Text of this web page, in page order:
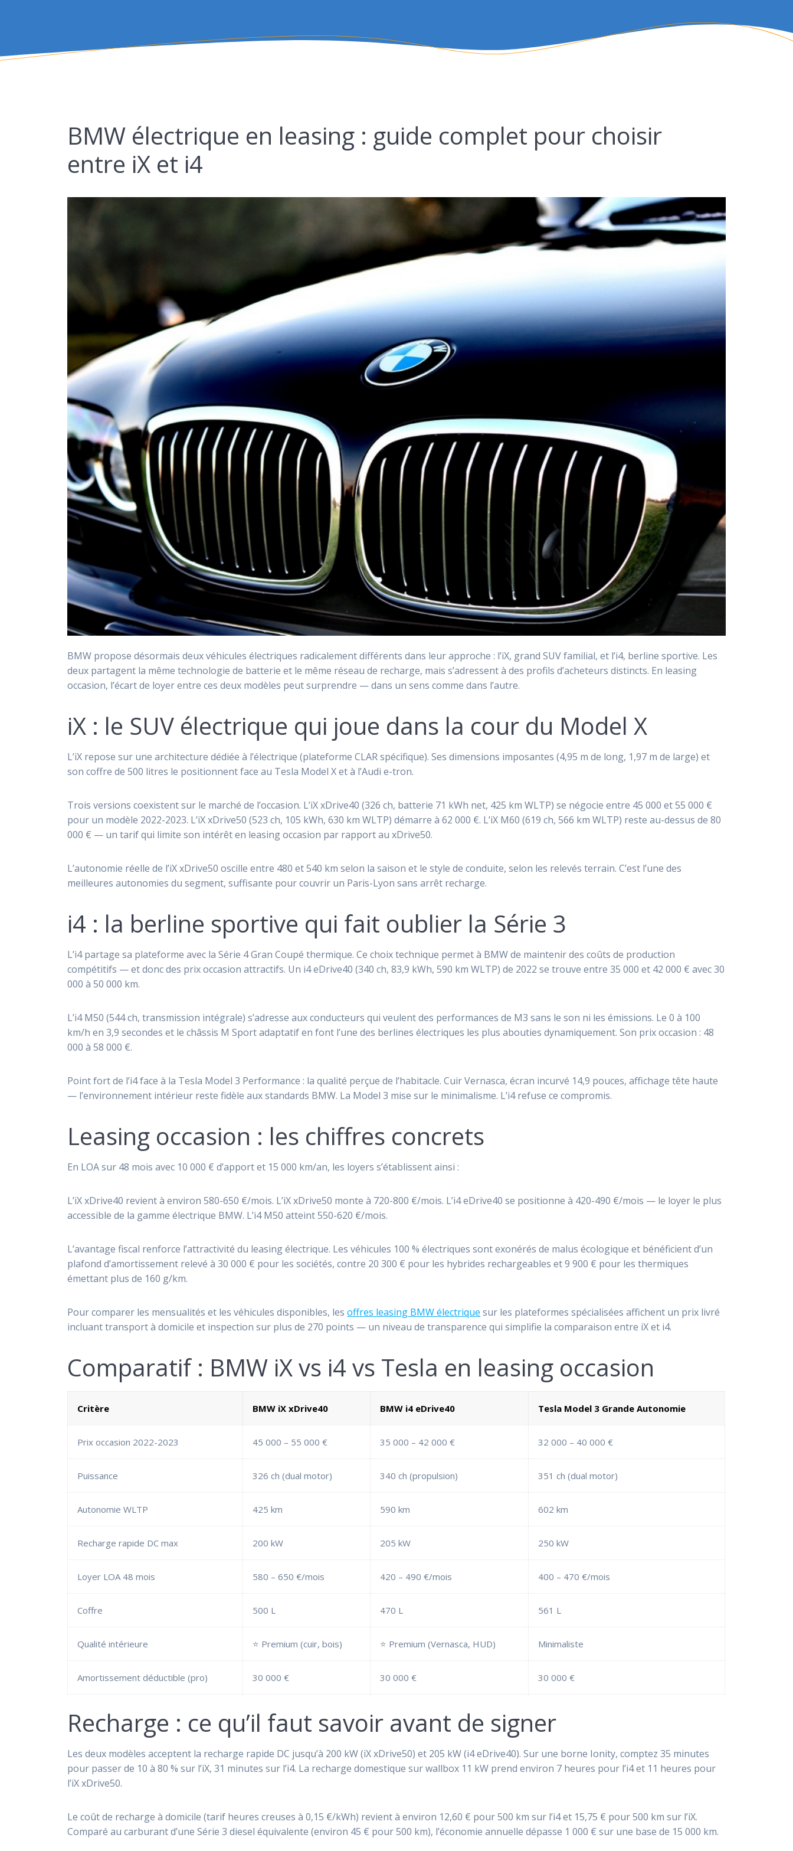
BMW électrique en leasing : guide complet pour choisir
entre iX et i4
BMW propose désormais deux véhicules électriques radicalement différents dans leur approche : l’iX, grand SUV familial, et l’i4, berline sportive. Les
deux partagent la même technologie de batterie et le même réseau de recharge, mais s’adressent à des profils d’acheteurs distincts. En leasing
occasion, l’écart de loyer entre ces deux modèles peut surprendre — dans un sens comme dans l’autre.
iX : le SUV électrique qui joue dans la cour du Model X
L’iX repose sur une architecture dédiée à l’électrique (plateforme CLAR spécifique). Ses dimensions imposantes (4,95 m de long, 1,97 m de large) et
son coffre de 500 litres le positionnent face au Tesla Model X et à l’Audi e-tron.
Trois versions coexistent sur le marché de l’occasion. L’iX xDrive40 (326 ch, batterie 71 kWh net, 425 km WLTP) se négocie entre 45 000 et 55 000 €
pour un modèle 2022-2023. L’iX xDrive50 (523 ch, 105 kWh, 630 km WLTP) démarre à 62 000 €. L’iX M60 (619 ch, 566 km WLTP) reste au-dessus de 80
000 € — un tarif qui limite son intérêt en leasing occasion par rapport au xDrive50.
L’autonomie réelle de l’iX xDrive50 oscille entre 480 et 540 km selon la saison et le style de conduite, selon les relevés terrain. C’est l’une des
meilleures autonomies du segment, suffisante pour couvrir un Paris-Lyon sans arrêt recharge.
i4 : la berline sportive qui fait oublier la Série 3
L’i4 partage sa plateforme avec la Série 4 Gran Coupé thermique. Ce choix technique permet à BMW de maintenir des coûts de production
compétitifs — et donc des prix occasion attractifs. Un i4 eDrive40 (340 ch, 83,9 kWh, 590 km WLTP) de 2022 se trouve entre 35 000 et 42 000 € avec 30
000 à 50 000 km.
L’i4 M50 (544 ch, transmission intégrale) s’adresse aux conducteurs qui veulent des performances de M3 sans le son ni les émissions. Le 0 à 100
km/h en 3,9 secondes et le châssis M Sport adaptatif en font l’une des berlines électriques les plus abouties dynamiquement. Son prix occasion : 48
000 à 58 000 €.
Point fort de l’i4 face à la Tesla Model 3 Performance : la qualité perçue de l’habitacle. Cuir Vernasca, écran incurvé 14,9 pouces, affichage tête haute
— l’environnement intérieur reste fidèle aux standards BMW. La Model 3 mise sur le minimalisme. L’i4 refuse ce compromis.
Leasing occasion : les chiffres concrets
En LOA sur 48 mois avec 10 000 € d’apport et 15 000 km/an, les loyers s’établissent ainsi :
L’iX xDrive40 revient à environ 580-650 €/mois. L’iX xDrive50 monte à 720-800 €/mois. L’i4 eDrive40 se positionne à 420-490 €/mois — le loyer le plus
accessible de la gamme électrique BMW. L’i4 M50 atteint 550-620 €/mois.
L’avantage fiscal renforce l’attractivité du leasing électrique. Les véhicules 100 % électriques sont exonérés de malus écologique et bénéficient d’un
plafond d’amortissement relevé à 30 000 € pour les sociétés, contre 20 300 € pour les hybrides rechargeables et 9 900 € pour les thermiques
émettant plus de 160 g/km.
Pour comparer les mensualités et les véhicules disponibles, lesoffres leasing BMW électrique sur les plateformes spécialisées affichent un prix livré
incluant transport à domicile et inspection sur plus de 270 points — un niveau de transparence qui simplifie la comparaison entre iX et i4.
Comparatif : BMW iX vs i4 vs Tesla en leasing occasion
Critère BMW iX xDrive40 BMW i4 eDrive40 Tesla Model 3 Grande Autonomie
Prix occasion 2022-2023 45 000 – 55 000 € 35 000 – 42 000 € 32 000 – 40 000 €
Puissance 326 ch (dual motor) 340 ch (propulsion) 351 ch (dual motor)
Autonomie WLTP 425 km 590 km 602 km
Recharge rapide DC max 200 kW 205 kW 250 kW
Loyer LOA 48 mois 580 – 650 €/mois 420 – 490 €/mois 400 – 470 €/mois
Coffre 500 L 470 L 561 L
Qualité intérieure ⭐ Premium (cuir, bois) ⭐ Premium (Vernasca, HUD) Minimaliste
Amortissement déductible (pro) 30 000 € 30 000 € 30 000 €
Recharge : ce qu’il faut savoir avant de signer
Les deux modèles acceptent la recharge rapide DC jusqu’à 200 kW (iX xDrive50) et 205 kW (i4 eDrive40). Sur une borne Ionity, comptez 35 minutes
pour passer de 10 à 80 % sur l’iX, 31 minutes sur l’i4. La recharge domestique sur wallbox 11 kW prend environ 7 heures pour l’i4 et 11 heures pour
l’iX xDrive50.
Le coût de recharge à domicile (tarif heures creuses à 0,15 €/kWh) revient à environ 12,60 € pour 500 km sur l’i4 et 15,75 € pour 500 km sur l’iX.
Comparé au carburant d’une Série 3 diesel équivalente (environ 45 € pour 500 km), l’économie annuelle dépasse 1 000 € sur une base de 15 000 km.